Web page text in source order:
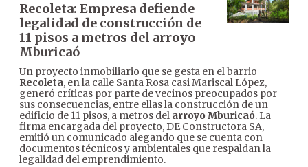
Recoleta: Empresa defiende
legalidad de construcción de
11 pisos a metros del arroyo
Mburicaó
Un proyecto inmobiliario que se gesta en el barrio
Recoleta, en la calle Santa Rosa casi Mariscal López,
generó críticas por parte de vecinos preocupados por
sus consecuencias, entre ellas la construcción de un
edificio de 11 pisos, a metros del arroyo Mburicaó. La
firma encargada del proyecto, DE Constructora SA,
emitió un comunicado alegando que se cuenta con
documentos técnicos y ambientales que respaldan la
legalidad del emprendimiento.